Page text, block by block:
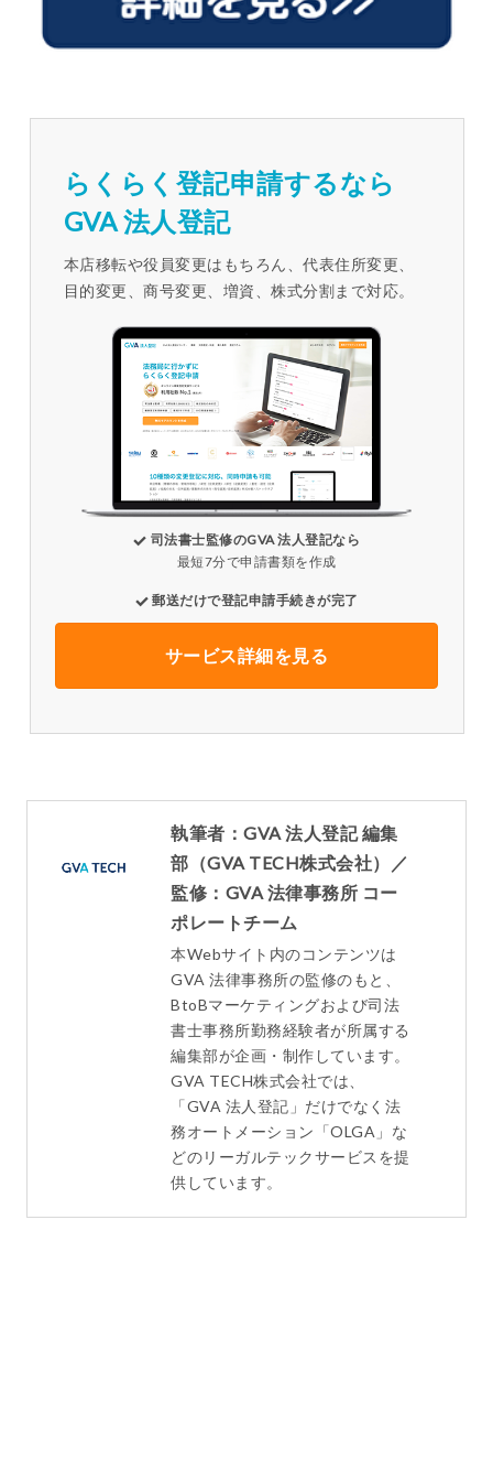
らくらく登記申請するなら
GVA 法人登記
本店移転や役員変更はもちろん、代表住所変更、
目的変更、商号変更、増資、株式分割まで対応。
司法書士監修のGVA 法人登記なら
最短7分で申請書類を作成
郵送だけで登記申請手続きが完了
サービス詳細を見る
執筆者：GVA 法人登記 編集
部（GVA TECH株式会社）／
監修：GVA 法律事務所 コー
ポレートチーム
本Webサイト内のコンテンツは
GVA 法律事務所の監修のもと、
BtoBマーケティングおよび司法
書士事務所勤務経験者が所属する
編集部が企画・制作しています。
GVA TECH株式会社では、
「GVA 法人登記」だけでなく法
務オートメーション「OLGA」な
どのリーガルテックサービスを提
供しています。